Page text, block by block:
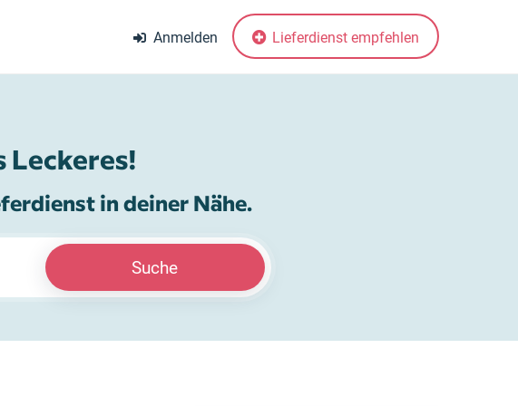
Anmelden Lieferdienst empfehlen
Leckeres!
in deiner Nähe.
Suche